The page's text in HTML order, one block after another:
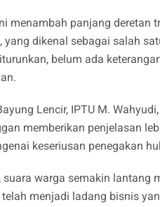
menambah panjang deretan
yang dikenal sebagai salah
belum ada
Lencir, IPTU M.
memberikan penjelasan
keseriusan penegakan
suara warga semakin lantang
menjadi ladang bisnis